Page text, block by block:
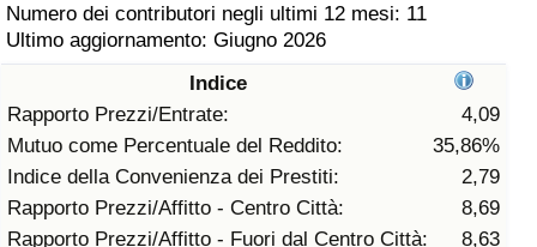
Numero dei contributori negli ultimi 12 mesi: 11
Ultimo aggiornamento: Giugno 2026
Indice
Rapporto Prezzi/Entrate:
4,09
Mutuo come Percentuale del Reddito:
35,86%
Indice della Convenienza dei Prestiti:
2,79
Rapporto Prezzi/Affitto - Centro Città:
8,69
Rapporto Prezzi/Affitto - Fuori dal Centro Città:
8,63
Inquinamento
Indice dell’Inquinamento (Corrente)
Indice di inquinamento
Indice dell’Inquinamento per Nazione